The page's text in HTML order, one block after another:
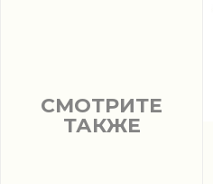
СМОТРИТЕ
ТАКЖЕ